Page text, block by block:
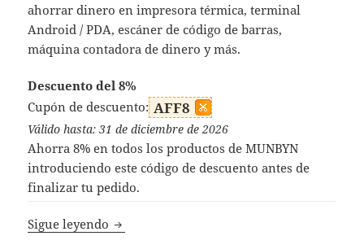
ahorrar dinero en impresora térmica, terminal
Android / PDA, escáner de código de barras,
máquina contadora de dinero y más.
Descuento del 8%
Cupón de descuento: AFF8
Válido hasta: 31 de diciembre de 2026
Ahorra 8% en todos los productos de MUNBYN
introduciendo este código de descuento antes de
finalizar tu pedido.
Sigue leyendo Códigos Descuento MUNBYN